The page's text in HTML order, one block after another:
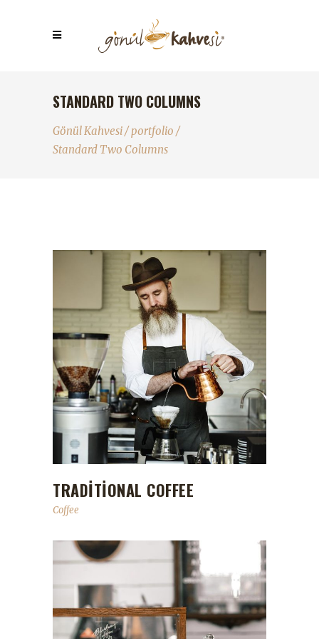
STANDARD TWO COLUMNS
Gönül Kahvesi/portfolio /
Standard Two Columns
TRADITIONAL COFFEE
Coffee